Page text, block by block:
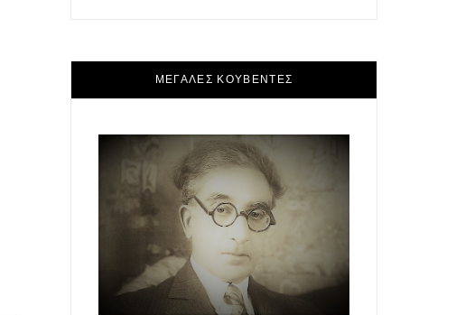
ΜΕΓΑΛΕΣ ΚΟΥΒΕΝΤΕΣ